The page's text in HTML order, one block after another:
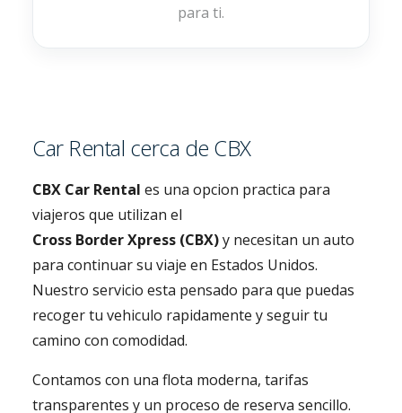
para ti.
Car Rental cerca de CBX
CBX Car Rental es una opcion practica para
viajeros que utilizan el
Cross Border Xpress (CBX)y necesitan un auto
para continuar su viaje en Estados Unidos.
Nuestro servicio esta pensado para que puedas
recoger tu vehiculo rapidamente y seguir tu
camino con comodidad.
Contamos con una flota moderna, tarifas
transparentes y un proceso de reserva sencillo.